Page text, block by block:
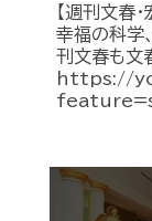
【週刊文春
幸福の科学
刊文春も文
https://